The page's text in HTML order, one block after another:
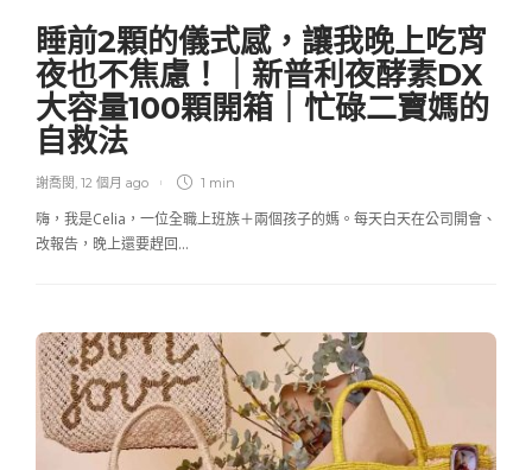
睡前2顆的儀式感，讓我晚上吃宵
夜也不焦慮！｜新普利夜酵素DX
大容量100顆開箱｜忙碌二寶媽的
自救法
謝喬閔 , 12 個月 ago 1 min
嗨，我是Celia，一位全職上班族＋兩個孩子的媽。每天白天在公司開會、
改報告，晚上還要趕回…